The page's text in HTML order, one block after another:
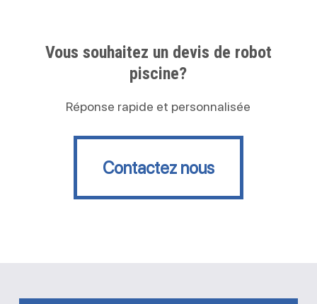
Vous souhaitez un devis de robot
piscine?
Réponse rapide et personnalisée
Contactez nous
Contactez nous